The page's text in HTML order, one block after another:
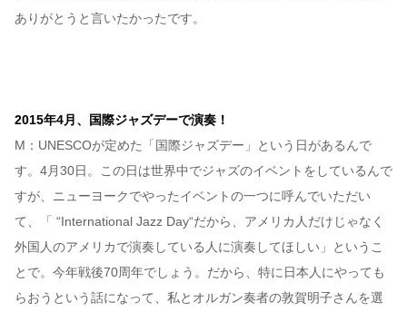
ありがとうと言いたかったです。
2015年4月、国際ジャズデーで演奏！
M：UNESCOが定めた「国際ジャズデー」という日があるんで
す。4月30日。この日は世界中でジャズのイベントをしているんで
すが、ニューヨークでやったイベントの一つに呼んでいただい
て、「 “International Jazz Day“だから、アメリカ人だけじゃなく
外国人のアメリカで演奏している人に演奏してほしい」というこ
とで。今年戦後70周年でしょう。だから、特に日本人にやっても
らおうという話になって、私とオルガン奏者の敦賀明子さんを選